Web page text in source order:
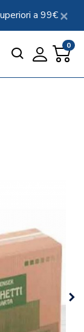
a 99€
0